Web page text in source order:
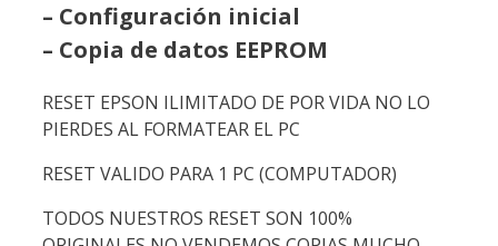
– Configuración inicial
– Copia de datos EEPROM
RESET EPSON ILIMITADO DE POR VIDA NO LO
PIERDES AL FORMATEAR EL PC
RESET VALIDO PARA 1 PC (COMPUTADOR)
TODOS NUESTROS RESET SON 100%